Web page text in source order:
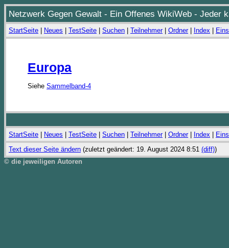
Netzwerk Gegen Gewalt - Ein Offenes WikiWeb - Jeder
StartSeite Neues TestSeite Suchen Teilnehmer| Ordner| Index
Europa
Siehe Sammelband-4
StartSeite Neues TestSeite Suchen Teilnehmer| Ordner| Index
Text dieser Seite ändern (zuletzt geändert: 19. August 2024 8:51 (diff))
© die jeweiligen Autoren